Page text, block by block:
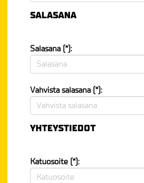
SALASANA
Salasana (*):
Vahvista salasana (*):
YHTEYSTIEDOT
Katuosoite (*):